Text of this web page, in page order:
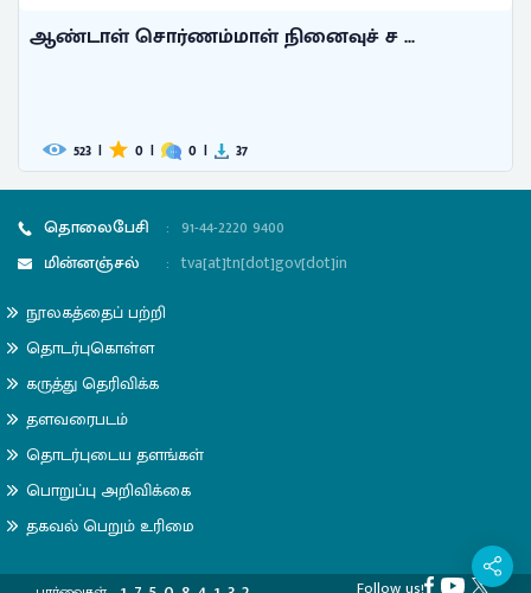
ஆண்டாள் சொர்ணம்மாள் நினைவுச் ச ...
523 | 0 | 0 | 37
தொலைபேசி : 91-44-2220 9400
மின்னஞ்சல்
: tva[at]tn[dot]gov[dot]in
நூலகத்தைப் பற்றி
தொடர்புகொள்ள
கருத்து தெரிவிக்க
தளவரைபடம்
தொடர்புடைய தளங்கள்
பொறுப்பு அறிவிக்கை
தகவல் பெறும் உரிமை